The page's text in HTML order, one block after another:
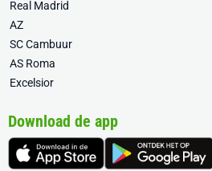
Real Madrid
AZ
SC Cambuur
AS Roma
Excelsior
Download de app